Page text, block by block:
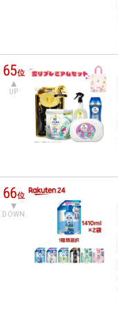
65位
UP
66位
DOWN